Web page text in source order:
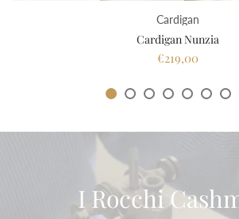
Cardigan
Cardigan Nunzia
€219,00
I Rocchi